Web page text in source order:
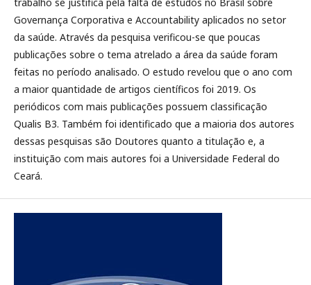
Governança Corporativa e Accountability aplicados no setor
da saúde. Através da pesquisa verificou-se que poucas
publicações sobre o tema atrelado a área da saúde foram
feitas no período analisado. O estudo revelou que o ano com
a maior quantidade de artigos científicos foi 2019. Os
periódicos com mais publicações possuem classificação
Qualis B3. Também foi identificado que a maioria dos autores
dessas pesquisas são Doutores quanto a titulação e, a
instituição com mais autores foi a Universidade Federal do
Ceará.